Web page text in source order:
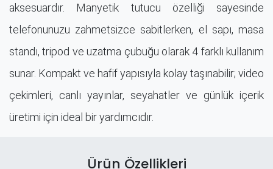
aksesuardır. Manyetik tutucu özelliği sayesinde
telefonunuzu zahmetsizce sabitlerken, el sapı, masa
standı, tripod ve uzatma çubuğu olarak 4 farklı kullanım
sunar. Kompakt ve hafif yapısıyla kolay taşınabilir; video
çekimleri, canlı yayınlar, seyahatler ve günlük içerik
üretimi için ideal bir yardımcıdır.
Ürün Özellikleri